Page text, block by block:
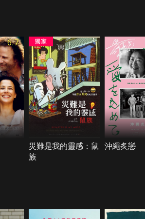
6.7
災難是我的靈感：鼠
族
沖繩炙戀